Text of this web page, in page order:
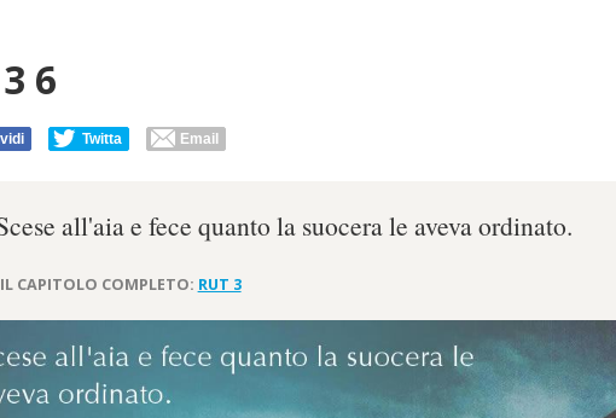
6
Twitta Email
all'aia e fece quanto la suocera le aveva ordinato.
IL CAPITOLO COMPLETO: RUT 3